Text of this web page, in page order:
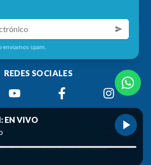
enviamos spam.
REDES SOCIALES
HRN. Todos los derechos reservados.
EN VIVO